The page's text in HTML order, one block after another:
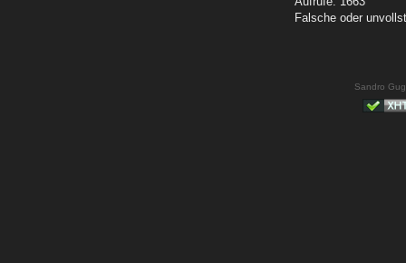
Falsche oder
Sandro